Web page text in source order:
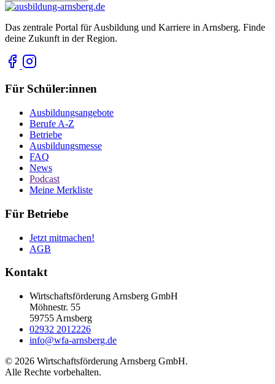
Das zentrale Portal für Ausbildung und Karriere in Arnsberg. Finde
deine Zukunft in der Region.
Für Schüler:innen
Ausbildungsangebote
Berufe A-Z
Betriebe
Ausbildungsmesse
FAQ
News
Podcast
Meine Merkliste
Für Betriebe
Jetzt mitmachen!
AGB
Kontakt
Wirtschaftsförderung Arnsberg GmbH
Möhnestr. 55
59755 Arnsberg
02932 2012226
info@wfa-arnsberg.de
© 2026 Wirtschaftsförderung Arnsberg GmbH.
Alle Rechte vorbehalten.